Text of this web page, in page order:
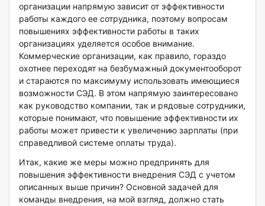
организации напрямую зависит от эффективности
работы каждого ее сотрудника, поэтому вопросам
повышениях эффективности работы в таких
организациях уделяется особое внимание.
Коммерческие организации, как правило, гораздо
охотнее переходят на безбумажный документооборот
и стараются по максимуму использовать имеющиеся
возможности СЭД. В этом напрямую заинтересовано
как руководство компании, так и рядовые сотрудники,
которые понимают, что повышение эффективности их
работы может привести к увеличению зарплаты (при
справедливой системе оплаты труда).
Итак, какие же меры можно предпринять для
повышения эффективности внедрения СЭД с учетом
описанных выше причин? Основной задачей для
команды внедрения, на мой взгляд, должно стать